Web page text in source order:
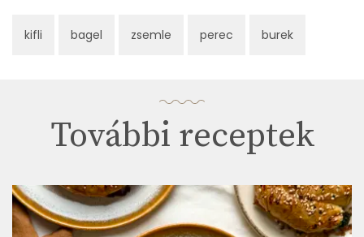
kifli bagel zsemle perec burek
További receptek